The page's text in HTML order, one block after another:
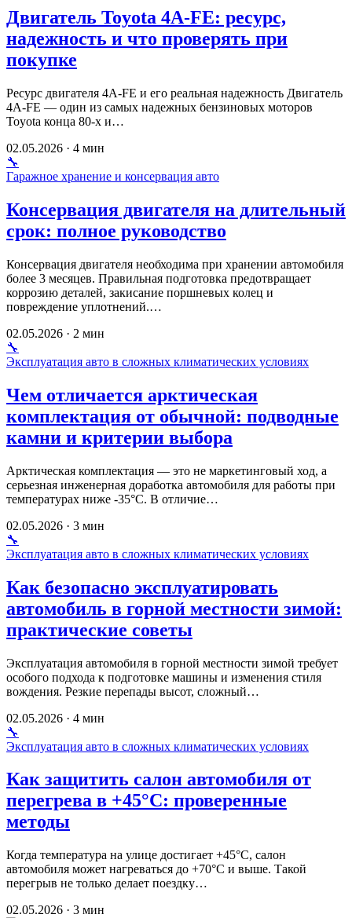
Двигатель Toyota 4A-FE: ресурс,
надежность и что проверять при
покупке
Ресурс двигателя 4A-FE и его реальная надежность Двигатель
4A-FE — один из самых надежных бензиновых моторов
Toyota конца 80-х и…
02.05.2026 · 4 мин
🔧
Гаражное хранение и консервация авто
Консервация двигателя на длительный
срок: полное руководство
Консервация двигателя необходима при хранении автомобиля
более 3 месяцев. Правильная подготовка предотвращает
коррозию деталей, закисание поршневых колец и
повреждение уплотнений.…
02.05.2026 · 2 мин
🔧
Эксплуатация авто в сложных климатических условиях
Чем отличается арктическая
комплектация от обычной: подводные
камни и критерии выбора
Арктическая комплектация — это не маркетинговый ход, а
серьезная инженерная доработка автомобиля для работы при
температурах ниже -35°C. В отличие…
02.05.2026 · 3 мин
🔧
Эксплуатация авто в сложных климатических условиях
Как безопасно эксплуатировать
автомобиль в горной местности зимой:
практические советы
Эксплуатация автомобиля в горной местности зимой требует
особого подхода к подготовке машины и изменения стиля
вождения. Резкие перепады высот, сложный…
02.05.2026 · 4 мин
🔧
Эксплуатация авто в сложных климатических условиях
Как защитить салон автомобиля от
перегрева в +45°C: проверенные
методы
Когда температура на улице достигает +45°C, салон
автомобиля может нагреваться до +70°C и выше. Такой
перегрыв не только делает поездку…
02.05.2026 · 3 мин